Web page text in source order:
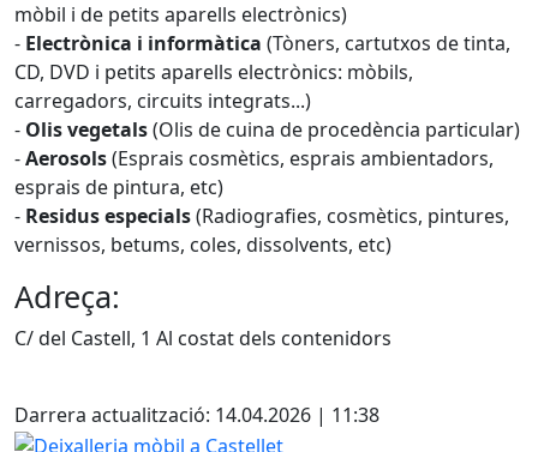
mòbil i de petits aparells electrònics)
- Electrònica i informàtica (Tòners, cartutxos de tinta,
CD, DVD i petits aparells electrònics: mòbils,
carregadors, circuits integrats...)
- Olis vegetals(Olis de cuina de procedència particular)
-Aerosols(Esprais cosmètics, esprais ambientadors,
esprais de pintura, etc)
- Residus especials(Radiografies, cosmètics, pintures,
vernissos, betums, coles, dissolvents, etc)
Adreça:
C/ del Castell, 1 Al costat dels contenidors
Darrera actualització: 14.04.2026 | 11:38
Deixalleria mòbil a Castellet